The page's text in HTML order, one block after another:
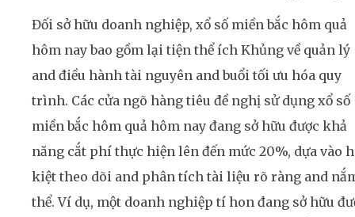
Đối sở hữu doanh nghiệp, xổ số miền bắc hôm quả
hôm nay bao gồm lại tiện thể ích Khủng về quản lý
and điều hành tài nguyên and buổi tối ưu hóa quy
trình. Các cửa ngõ hàng tiêu đề nghị sử dụng xổ số
miền bắc hôm quả hôm nay đang sở hữu được khả
năng cắt phí thực hiện lên đến mức 20%, dựa vào
kiệt theo dõi and phân tích tài liệu rõ ràng and
thể. Ví dụ, một doanh nghiệp tí hon đang sở hữu